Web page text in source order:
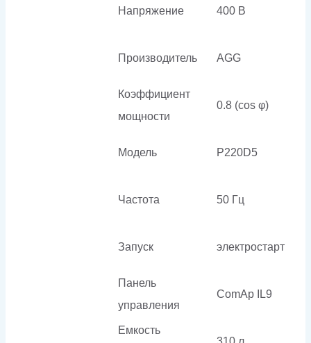
Напряжение 400 В
Производитель AGG
Коэффициент
мощности
0.8 (cos φ)
Модель P220D5
Частота 50 Гц
Запуск электростарт
Панель
управления
ComAp IL9
Емкость